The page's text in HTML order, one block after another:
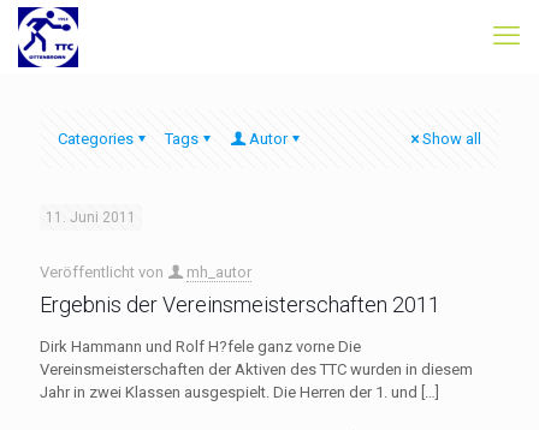
Categories Tags Autor Show all
11. Juni 2011
Veröffentlicht von mh_autor
Ergebnis der Vereinsmeisterschaften 2011
Dirk Hammann und Rolf H?fele ganz vorne Die
Vereinsmeisterschaften der Aktiven des TTC wurden in diesem
Jahr in zwei Klassen ausgespielt. Die Herren der 1. und […]